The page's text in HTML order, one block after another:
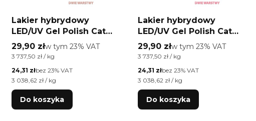
Lakier hybrydowy
LED/UV Gel Polish Cat
Eye Crystal Water Nr 266
Nude Molly Nails
Cena brutto
29,90 złw tym %s VAT
w tym 23% VAT
Cena jednostkowa brutto
3 737,50 zł / kg
Cena netto
24,31 złbez 23% VAT
Cena jednostkowa netto
3 038,62 zł / kg
Do koszyka
Lakier hybrydowy
LED/UV Gel Polish Cat
Eye Crystal Water Nr 265
Berry Molly Nails
Cena brutto
29,90 złw tym %s VAT
w tym 23% VAT
Cena jednostkowa brutto
3 737,50 zł / kg
Cena netto
24,31 złbez 23% VAT
Cena jednostkowa netto
3 038,62 zł / kg
Do koszyka